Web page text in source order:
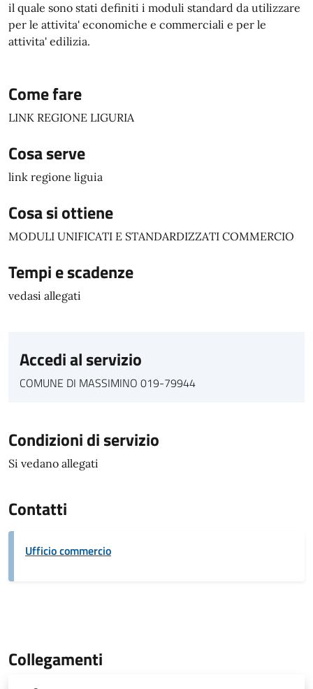
il quale sono stati definiti i moduli standard da utilizzare
per le attivita' economiche e commerciali e per le
attivita' edilizia.
Come fare
LINK REGIONE LIGURIA
Cosa serve
link regione liguia
Cosa si ottiene
MODULI UNIFICATI E STANDARDIZZATI COMMERCIO
Tempi e scadenze
vedasi allegati
Accedi al servizio
COMUNE DI MASSIMINO 019-79944
Condizioni di servizio
Si vedano allegati
Contatti
Ufficio commercio
Collegamenti